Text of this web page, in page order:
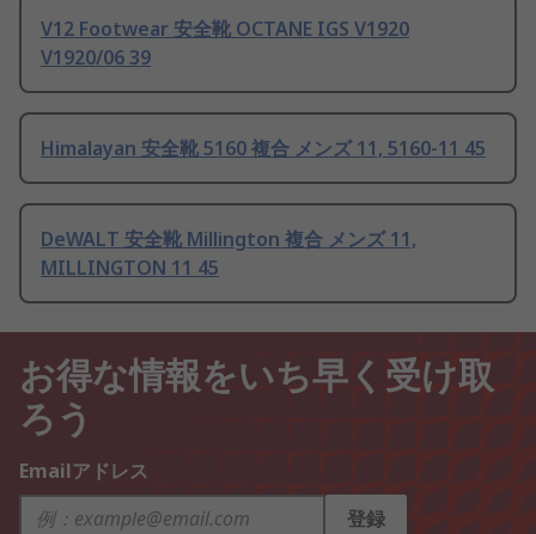
V12 Footwear 安全靴 OCTANE IGS V1920
V1920/06 39
Himalayan 安全靴 5160 複合 メンズ 11, 5160-11 45
DeWALT 安全靴 Millington 複合 メンズ 11,
MILLINGTON 11 45
お得な情報をいち早く受け取
ろう
Emailアドレス
登録